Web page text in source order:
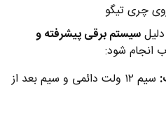
چری تیگو
سیستم برقی پیشرفته و
انجام شود:
سیم ۱۲ ولت دائمی و سیم بعد از